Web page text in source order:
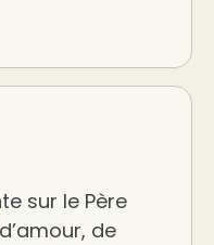
sur le Père
de